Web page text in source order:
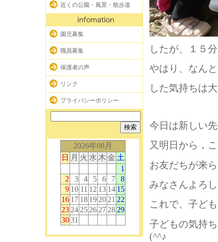
近くの公園・風景・散歩道
園児募集
職員募集
保護者の声
リンク
プライバシーポリシー
2026年08月
日 月 火 水 木 金 土
1
2
3 4 5 6 7
8
9 10 11 12 13 14 15
16 17 18 19 20 21 22
23 24 25 26 27 28 29
3031
したが、１５
やはり、なん
した気持ちは
今日は新しい
又明日から，
お友だちが来
みなさんよろ
これで、子ど
子どもの気持
(^^♪